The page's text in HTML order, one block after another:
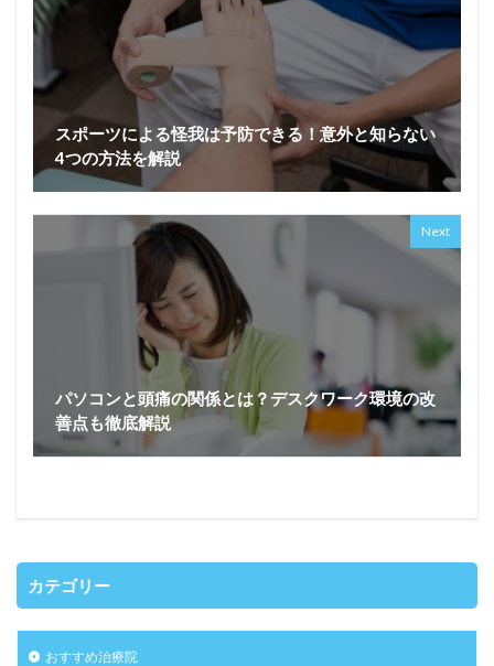
スポーツによる怪我は予防できる！意外と知らない
4つの方法を解説
Next
パソコンと頭痛の関係とは？デスクワーク環境の改
善点も徹底解説
カテゴリー
おすすめ治療院